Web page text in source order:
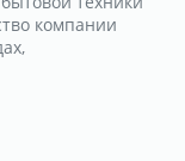
компании